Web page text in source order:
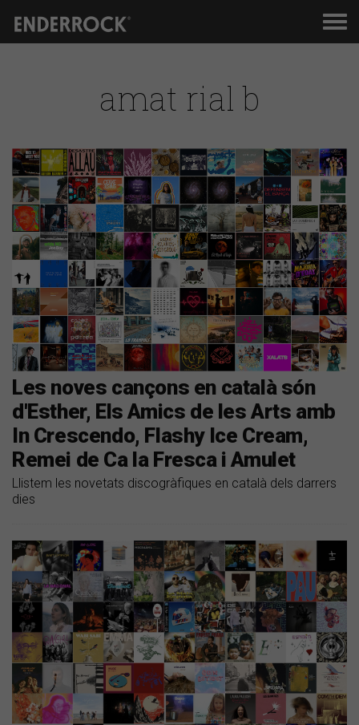
amat rial b
Les noves cançons en català són
d'Esther, Els Amics de les Arts amb
In Crescendo, Flashy Ice Cream,
Remei de Ca la Fresca i Amulet
Llistem les novetats discogràfiques en català dels darrers
dies